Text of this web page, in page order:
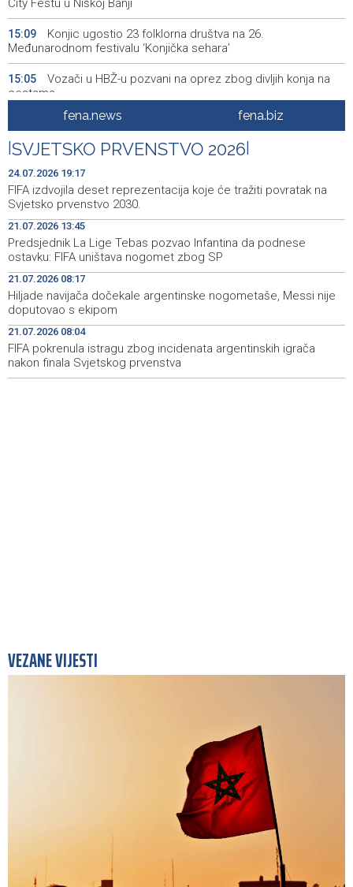
City Festu u Niškoj Banji
15:09
Konjic ugostio 23 folklorna društva na 26.
Međunarodnom festivalu ‘Konjička sehara’
15:05
Vozači u HBŽ-u pozvani na oprez zbog divljih konja na
cestama
Bh. Muay Thai reprezentacija na Svjetskom prvenstvu u
najbrojnijem sastavu do sada (VIDEO)
14:30
Sutra sunčano, dnevna temperatura od 27 do 33, na
jugu do 39 stepeni
14:23
Sarajevo Film Festival donosi poseban Program za
mlade u Tuzlu
14:11
Najnovija ostvarenja velikih svjetskih autora u programu
Summer Screen SFF-a
14:05
Izraelska vojska nastavlja napade na jugu Libana uprkos
prekidu vatre i pregovorima
14:01 Izraelske snage izvršile raciju u gradu na Zapadnoj obali
fena.news fena.biz
SVJETSKO PRVENSTVO 2026
24.07.2026 19:17
FIFA izdvojila deset reprezentacija koje će tražiti povratak na
Svjetsko prvenstvo 2030.
21.07.2026 13:45
Predsjednik La Lige Tebas pozvao Infantina da podnese
ostavku: FIFA uništava nogomet zbog SP
21.07.2026 08:17
Hiljade navijača dočekale argentinske nogometaše, Messi nije
doputovao s ekipom
21.07.2026 08:04
FIFA pokrenula istragu zbog incidenata argentinskih igrača
nakon finala Svjetskog prvenstva
VEZANE VIJESTI